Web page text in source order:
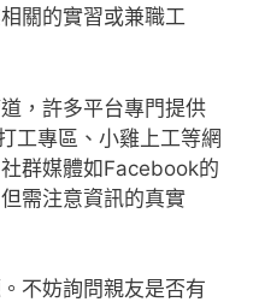
關的實習或兼職工
，許多平台專門提供
工專區、小雞上工等網
群媒體如Facebook的
需注意資訊的真實
不妨詢問親友是否有